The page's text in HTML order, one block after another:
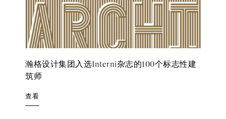
瀚格设计集团入选Interni杂志的100个标志性建
筑师
查看